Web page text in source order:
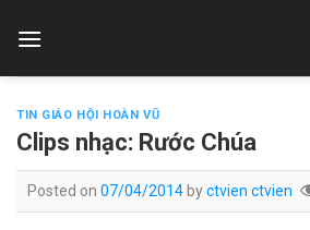
TIN GIÁO HỘI HOÀN VŨ
Clips nhạc: Rước Chúa
Posted on 07/04/2014byctvien ctvien